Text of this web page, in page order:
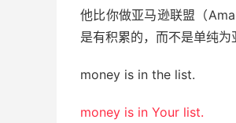
他比你做亚马逊联盟（
是有积累的，而不是单纯为
money is in the list.
money is in Your list.